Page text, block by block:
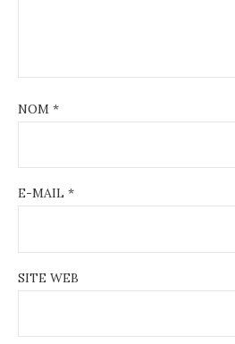
NOM *
E-MAIL *
SITE WEB